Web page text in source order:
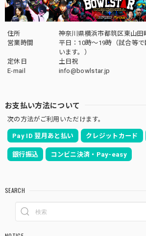
住所
神奈川県横浜市都筑区東山田
営業時間
平日：10時～19時（試合等
います。）
定休日
土日祝
E-mail
info@bowlstar.jp
お支払い方法について
次の方法がご利用いただけます。
Pay ID 翌月あと払い クレジットカード
銀行振込 コンビニ決済・Pay-easy
SEARCH